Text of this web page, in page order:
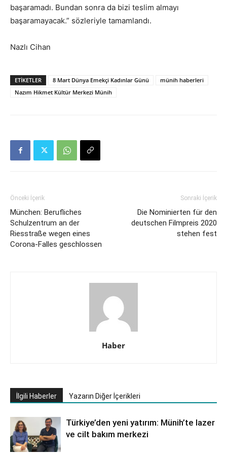
başaramadı. Bundan sonra da bizi teslim almayı
başaramayacak.” sözleriyle tamamlandı.
Nazlı Cihan
ETIKETLER 8 Mart Dünya Emekçi Kadınlar Günü
münih haberleri
Nazım Hikmet Kültür Merkezi Münih
Önceki İçerik
München: Berufliches
Schulzentrum an der
Riesstraße wegen eines
Corona-Falles geschlossen
Sonraki İçerik
Die Nominierten für den
deutschen Filmpreis 2020
stehen fest
Haber
İlgili Haberler Yazarın Diğer İçerikleri
Türkiye’den yeni yatırım: Münih’te lazer
ve cilt bakım merkezi